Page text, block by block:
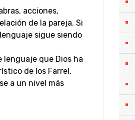
acciones,
de la pareja. Si
sigue siendo
lenguaje que Dios ha
de los Farrel,
a un nivel más